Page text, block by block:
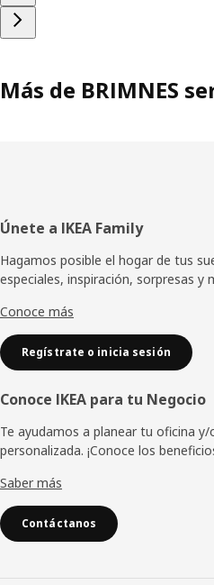
Más de BRIMNES
Pie
de
página
Únete a IKEA Family
Hagamos posible el hogar de tus
especiales, inspiración, sorpresas y
Conoce más
Regístrate o inicia sesión
Conoce IKEA para tu Negocio
Te ayudamos a planear tu oficina
personalizada. ¡Conoce los
Saber más
Contáctanos